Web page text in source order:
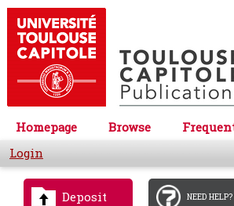
Homepage Browse
Login
Deposit NEED HELP?